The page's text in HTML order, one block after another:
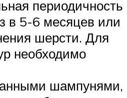
периодичность
в 5-6 месяцев или
шерсти. Для
необходимо
шампунями,